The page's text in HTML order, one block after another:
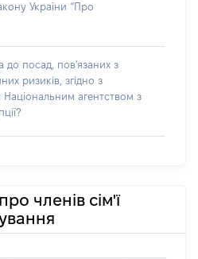
України “Про
посад, пов'язаних з
ризиків, згідно з
агентством з
членів сім'ї